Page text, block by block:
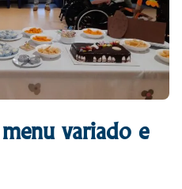
variado e